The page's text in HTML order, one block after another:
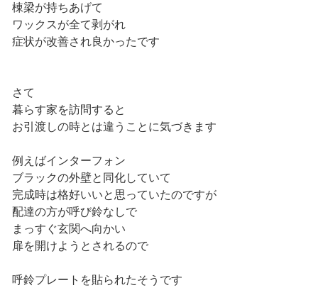
棟梁が持ちあげて
ワックスが全て剥がれ
症状が改善され良かったです
さて
暮らす家を訪問すると
お引渡しの時とは違うことに気づきます
例えばインターフォン
ブラックの外壁と同化していて
完成時は格好いいと思っていたのですが
配達の方が呼び鈴なしで
まっすぐ玄関へ向かい
扉を開けようとされるので
呼鈴プレートを貼られたそうです